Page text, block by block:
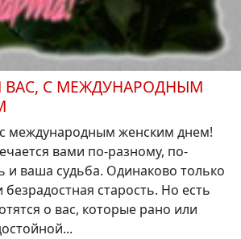
ВАС, С МЕЖДУНАРОДНЫМ
международным женским днем!
вами по-разному, по-
и ваша судьба. Одинаково только
безрадостная старость. Но есть
о вас, которые рано или